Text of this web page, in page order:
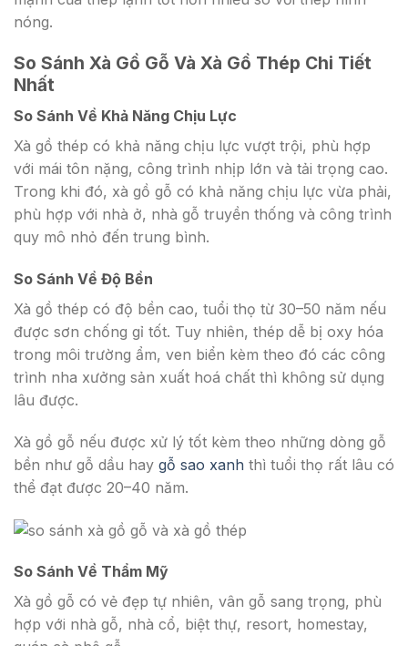
nóng.
So Sánh Xà Gồ Gỗ Và Xà Gồ Thép Chi Tiết
Nhất
So Sánh Về Khả Năng Chịu Lực
Xà gồ thép có khả năng chịu lực vượt trội, phù hợp
với mái tôn nặng, công trình nhịp lớn và tải trọng cao.
Trong khi đó, xà gồ gỗ có khả năng chịu lực vừa phải,
phù hợp với nhà ở, nhà gỗ truyền thống và công trình
quy mô nhỏ đến trung bình.
So Sánh Về Độ Bền
Xà gồ thép có độ bền cao, tuổi thọ từ 30–50 năm nếu
được sơn chống gỉ tốt. Tuy nhiên, thép dễ bị oxy hóa
trong môi trường ẩm, ven biển kèm theo đó các công
trình nha xưởng sản xuất hoá chất thì không sử dụng
lâu được.
Xà gồ gỗ nếu được xử lý tốt kèm theo những dòng gỗ
bền như gỗ dầu hay gỗ sao xanh thì tuổi thọ rất lâu có
thể đạt được 20–40 năm.
So Sánh Về Thẩm Mỹ
Xà gồ gỗ có vẻ đẹp tự nhiên, vân gỗ sang trọng, phù
hợp với nhà gỗ, nhà cổ, biệt thự, resort, homestay,